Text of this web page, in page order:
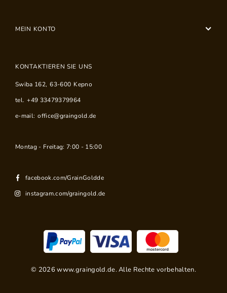
MEIN KONTO
KONTAKTIEREN SIE UNS
Swiba 162, 63-600 Kepno
tel. +49 33479379964
e-mail: office@graingold.de
Montag - Freitag: 7:00 - 15:00
facebook.com/GrainGoldde
instagram.com/graingold.de
© 2026 www.graingold.de. Alle Rechte vorbehalten.